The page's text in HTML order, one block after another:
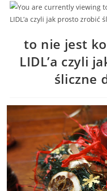
to nie jest
LIDL’a czyli
śliczne